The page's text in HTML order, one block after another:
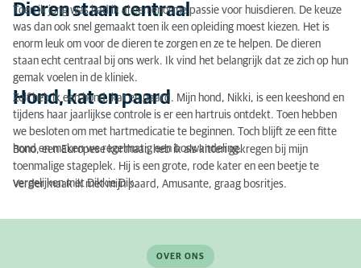
Dieren staan centraal
Toen ik jong was had ik al een enorme passie voor huisdieren. De keuze
was dan ook snel gemaakt toen ik een opleiding moest kiezen. Het is
enorm leuk om voor de dieren te zorgen en ze te helpen. De dieren
staan echt centraal bij ons werk. Ik vind het belangrijk dat ze zich op hun
gemak voelen in de kliniek.
Hond, kat en paard
Zelf heb ik een hond, kat en paard. Mijn hond, Nikki, is een keeshond en
tijdens haar jaarlijkse controle is er een hartruis ontdekt. Toen hebben
we besloten om met hartmedicatie te beginnen. Toch blijft ze een fitte
hond en maken we regelmatig een boswandeling.
Bono, een Europese korthaar, heb ik als kitten gekregen bij mijn
toenmalige stageplek. Hij is een grote, rode kater en een beetje te
vergelijken met Dikkie Dik.
Verder maak ik met mijn paard, Amusante, graag bosritjes.
OVER ONS